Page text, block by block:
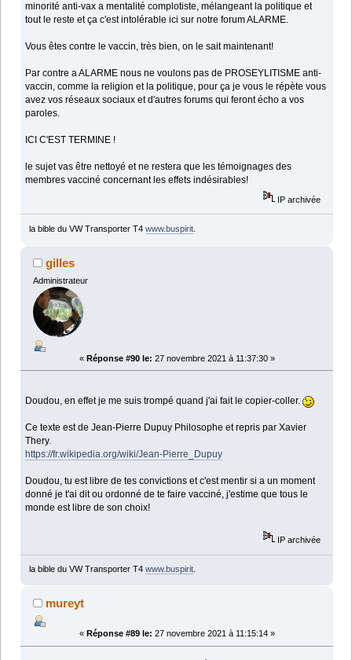
minorité anti-vax a mentalité complotiste, mélangeant la politique et
tout le reste et ça c'est intolérable ici sur notre forum ALARME.
Vous êtes contre le vaccin, très bien, on le sait maintenant!
Par contre a ALARME nous ne voulons pas de PROSEYLITISME anti-
vaccin, comme la religion et la politique, pour ça je vous le répète vous
avez vos réseaux sociaux et d'autres forums qui feront écho a vos
paroles.
ICI C'EST TERMINE !
le sujet vas être nettoyé et ne restera que les témoignages des
membres vacciné concernant les effets indésirables!
IP archivée
la bible du VW Transporter T4 www.buspirit.
gilles
Administrateur
« Réponse #90 le: 27 novembre 2021 à 11:37:30 »
Doudou, en effet je me suis trompé quand j'ai fait le copier-coller.
Ce texte est de Jean-Pierre Dupuy Philosophe et repris par Xavier
Thery.
https://fr.wikipedia.org/wiki/Jean-Pierre_Dupuy
Doudou, tu est libre de tes convictions et c'est mentir si a un moment
donné je t'ai dit ou ordonné de te faire vacciné, j'estime que tous le
monde est libre de son choix!
IP archivée
la bible du VW Transporter T4 www.buspirit.
mureyt
« Réponse #89 le: 27 novembre 2021 à 11:15:14 »